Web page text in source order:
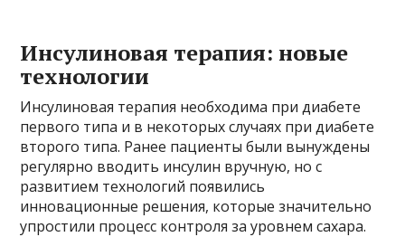
Инсулиновая терапия: новые
технологии
Инсулиновая терапия необходима при диабете
первого типа и в некоторых случаях при диабете
второго типа. Ранее пациенты были вынуждены
регулярно вводить инсулин вручную, но с
развитием технологий появились
инновационные решения, которые значительно
упростили процесс контроля за уровнем сахара.